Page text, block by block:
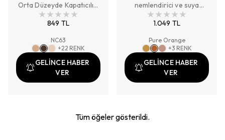
Orta Düzeyde Kapatıcılık,
Doğal Işıltılı Bitiş
849 TL
NC63
+22 RENK
GELİNCE HABER
VER
nemlendirici ve suya
dayanıklı formülüyle;
artırılabilir yapıda, 24
doğal mat bitiş sunan likit
renk eşitleyici kapatıcı.
1.049 TL
Pure Orange
+3 RENK
GELİNCE HABER
VER
Tüm öğeler gösterildi.